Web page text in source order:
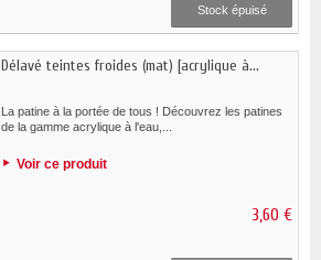
Stock épuisé
Délavé teintes froides (mat) [acrylique à...
La patine à la portée de tous ! Découvrez les patines
de la gamme acrylique à l'eau,...
Voir ce produit
3,60 €